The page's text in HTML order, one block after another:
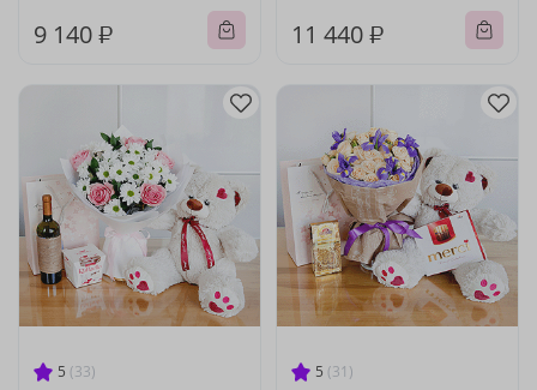
9 140 ₽ 11 440 ₽
5 (33) 5 (31)